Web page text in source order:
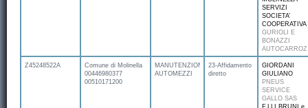
SERVIZI
SOCIETA’
COOPERATIVA
GURIOLI E
BONAZZI
Z45248522A
Comune di Molinella
00446980377
00510171200
MANUTENZIONE
AUTOMEZZI
23-Affidamento
diretto
GIORDANI
GIULIANO
PNEUS
SERVICE
GALLO SAS
F.LLI BRUNI e